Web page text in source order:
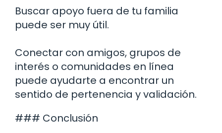
Buscar apoyo fuera de tu familia
puede ser muy útil.
Conectar con amigos, grupos de
interés o comunidades en línea
puede ayudarte a encontrar un
sentido de pertenencia y validación.
### Conclusión